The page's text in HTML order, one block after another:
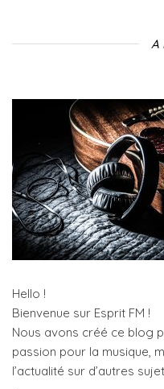
A
Hello !
Bienvenue sur Esprit FM !
Nous avons créé ce blog
passion pour la musique,
l’actualité sur d’autres